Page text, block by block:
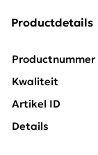
Productdetails
Productnummer
Kwaliteit
Artikel ID
Details